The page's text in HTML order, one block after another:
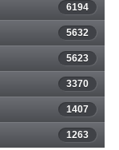
6194
5632
5623
3370
1407
1263